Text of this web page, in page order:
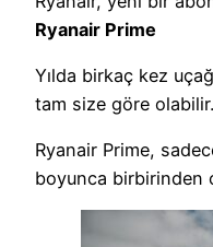
Ryanair Prime
Yılda birkaç kez
tam size göre olabilir.
Ryanair Prime,
boyunca birbirinden